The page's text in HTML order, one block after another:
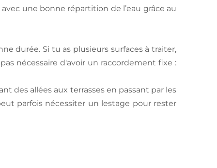
une bonne répartition de l’eau grâce au
durée. Si tu as plusieurs surfaces à traiter,
nécessaire d'avoir un raccordement fixe :
des allées aux terrasses en passant par les
parfois nécessiter un lestage pour rester